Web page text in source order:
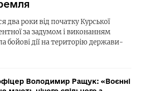
два роки від початку Курської
за задумом і виконанням
бойові дії на територію держави-
Володимир Ращук: «Воєнні